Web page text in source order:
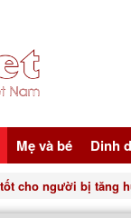
Mẹ và bé Dinh
cho người bị tăng